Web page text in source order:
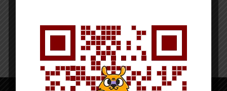
Redaksi 7 Juni 2017 2 menit waktu baca